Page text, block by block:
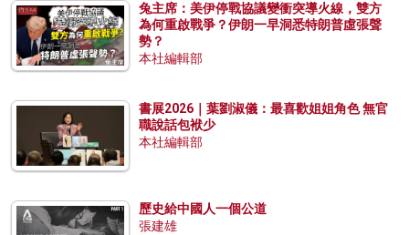
兔主席：美伊停戰協議變衝突導火線，雙方
為何重啟戰爭？伊朗一早洞悉特朗普虛張聲
勢？
本社編輯部
書展2026｜葉劉淑儀：最喜歡姐姐角色 無官
職說話包袱少
本社編輯部
歷史給中國人一個公道
張建雄